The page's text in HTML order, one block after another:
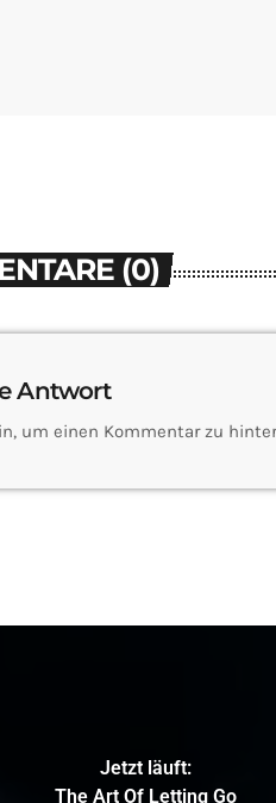
(0)
Antwort
um einen Kommentar zu
Jetzt läuft:
The Art Of Letting Go